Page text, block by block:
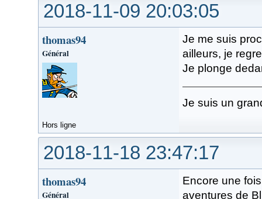
2018-11-09 20:03:05
thomas94
Général
Je me suis
ailleurs, je
Je plonge
Je suis un
Hors ligne
2018-11-18 23:47:17
thomas94
Général
Encore une
aventures de